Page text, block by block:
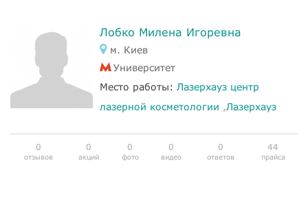
Лобко Милена Игоревна
м. Киев
Университет
Место работы: Лазерхауз центр
лазерной косметологии ,Лазерхауз
0
отзывов
0
акций
0
фото
0
видео
0
ответов
44
прайса